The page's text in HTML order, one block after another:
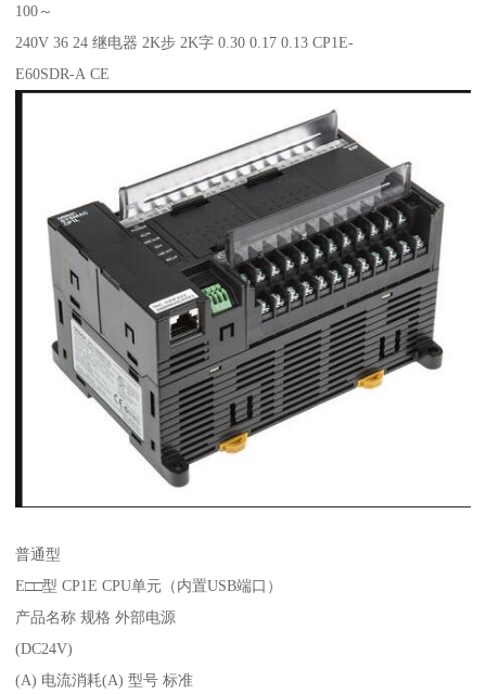
100～
240V 36 24 继电器 2K步 2K字 0.30 0.17 0.13 CP1E-
E60SDR-A CE
普通型
E□□型 CP1E CPU单元（内置USB端口）
产品名称 规格 外部电源
(DC24V)
(A) 电流消耗(A) 型号 标准